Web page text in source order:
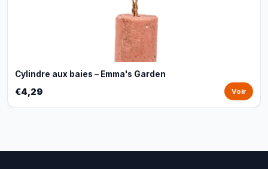
Cylindre aux baies – Emma's Garden
€4,29 Voir